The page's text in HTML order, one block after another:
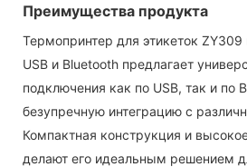
Преимущества продукта
Термопринтер для этикеток
USB и Bluetooth предлагает
подключения как по USB, так и по
безупречную интеграцию с
Компактная конструкция и
делают его идеальным решением